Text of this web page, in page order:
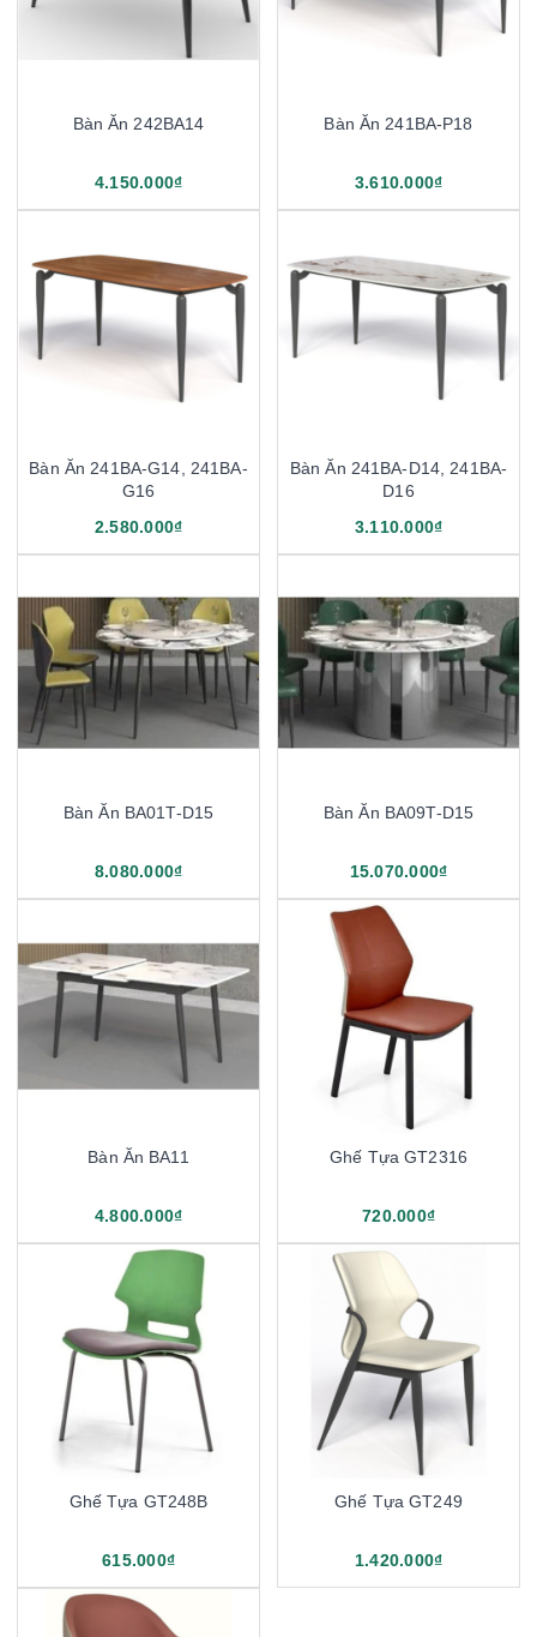
Bàn Ăn 242BA14
4.150.000₫
Bàn Ăn 241BA-P18
3.610.000₫
Bàn Ăn 241BA-G14, 241BA-
G16
2.580.000₫
Bàn Ăn 241BA-D14, 241BA-
D16
3.110.000₫
Bàn Ăn BA01T-D15
8.080.000₫
Bàn Ăn BA09T-D15
15.070.000₫
Bàn Ăn BA11
4.800.000₫
Ghế Tựa GT2316
720.000₫
Ghế Tựa GT248B
615.000₫
Ghế Tựa GT249
1.420.000₫